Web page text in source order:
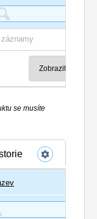
se musíte